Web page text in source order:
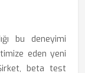
bu deneyimi
eden yeni
beta test